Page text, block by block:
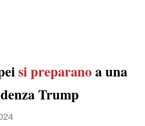
si preparanoa una
Trump